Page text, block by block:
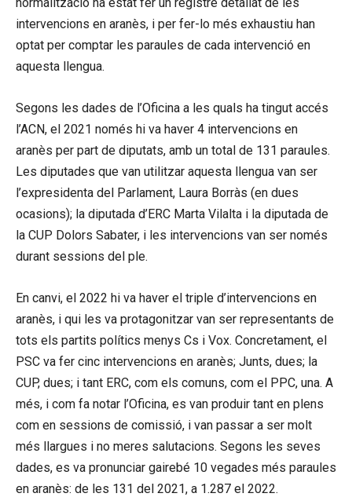
intervencions en aranès, i per fer-lo més exhaustiu han
optat per comptar les paraules de cada intervenció en
aquesta llengua.
Segons les dades de l’Oficina a les quals ha tingut accés
l’ACN, el 2021 només hi va haver 4 intervencions en
aranès per part de diputats, amb un total de 131 paraules.
Les diputades que van utilitzar aquesta llengua van ser
l’expresidenta del Parlament, Laura Borràs (en dues
ocasions); la diputada d’ERC Marta Vilalta i la diputada de
la CUP Dolors Sabater, i les intervencions van ser només
durant sessions del ple.
En canvi, el 2022 hi va haver el triple d’intervencions en
aranès, i qui les va protagonitzar van ser representants de
tots els partits polítics menys Cs i Vox. Concretament, el
PSC va fer cinc intervencions en aranès; Junts, dues; la
CUP, dues; i tant ERC, com els comuns, com el PPC, una. A
més, i com fa notar l’Oficina, es van produir tant en plens
com en sessions de comissió, i van passar a ser molt
més llargues i no meres salutacions. Segons les seves
dades, es va pronunciar gairebé 10 vegades més paraules
en aranès: de les 131 del 2021, a 1.287 el 2022.